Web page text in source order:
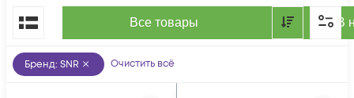
Все товары В
По популярности
Бренд: SNR Очистить всё